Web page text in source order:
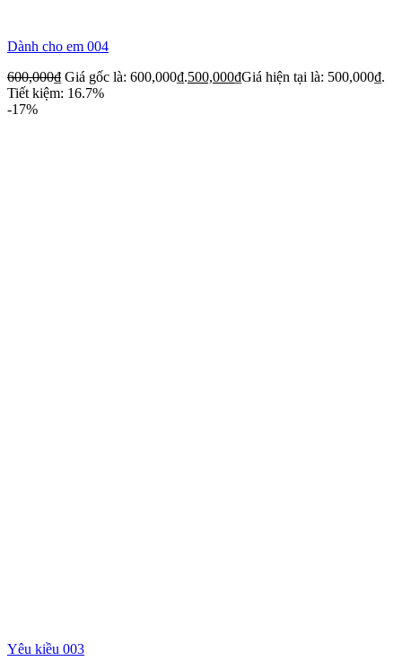
Dành cho em 004
600,000₫ Giá gốc là: 600,000₫.500,000₫Giá hiện tại là: 500,000₫.
Tiết kiệm: 16.7%
-17%
Yêu kiều 003